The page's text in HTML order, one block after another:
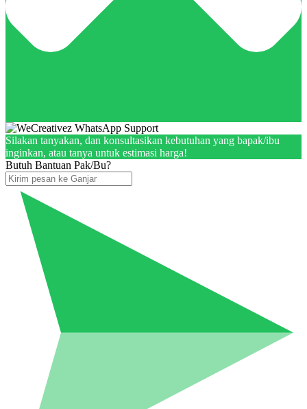
Silakan tanyakan, dan konsultasikan kebutuhan yang bapak/ibu
inginkan, atau tanya untuk estimasi harga!
Butuh Bantuan Pak/Bu?